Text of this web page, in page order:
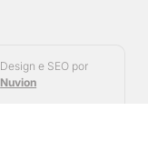
Design e SEO por
Nuvion